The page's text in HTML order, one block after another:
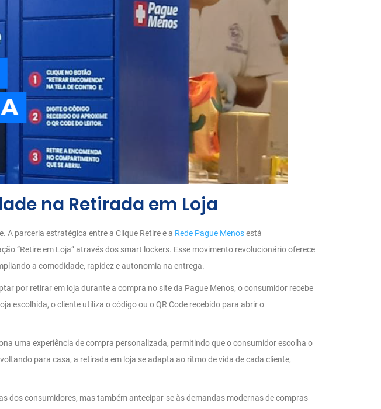
na Retirada em Loja
A parceria estratégica entre a Clique Retire e a Rede Pague Menosestá
“Retire em Loja” através dos smart lockers. Esse movimento revolucionário oferece
a comodidade, rapidez e autonomia na entrega.
por retirar em loja durante a compra no site da Pague Menos, o consumidor recebe
escolhida, o cliente utiliza o código ou o QR Code recebido para abrir o
uma experiência de compra personalizada, permitindo que o consumidor escolha o
para casa, a retirada em loja se adapta ao ritmo de vida de cada cliente,
dos consumidores, mas também antecipar-se às demandas modernas de compras